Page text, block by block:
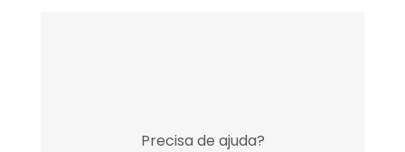
Precisa de ajuda?